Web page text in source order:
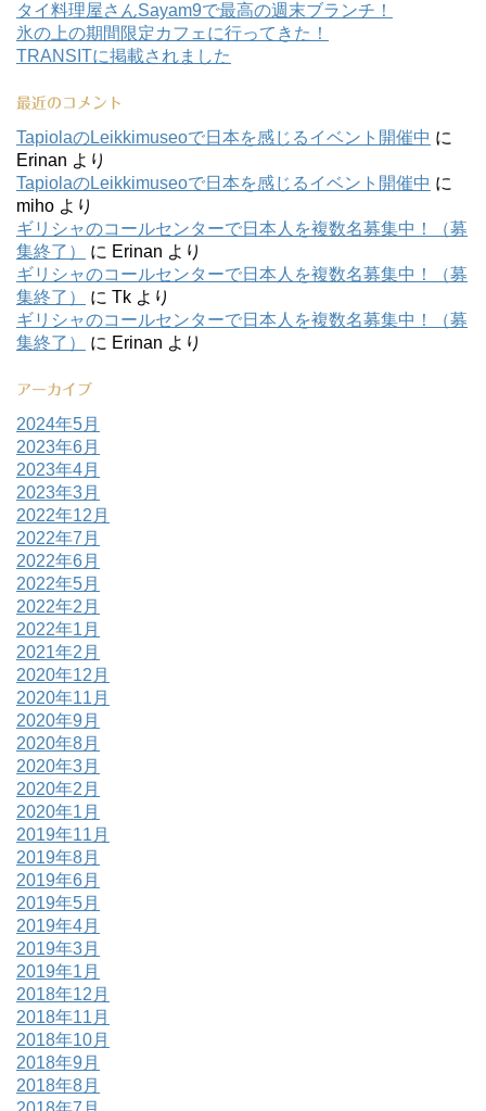
タイ料理屋さんSayam9で最高の週末ブランチ！
氷の上の期間限定カフェに行ってきた！
TRANSITに掲載されました
最近のコメント
TapiolaのLeikkimuseoで日本を感じるイベント開催中 に
Erinan より
TapiolaのLeikkimuseoで日本を感じるイベント開催中 に
miho より
ギリシャのコールセンターで日本人を複数名募集中！（募
集終了）
に Erinan より
ギリシャのコールセンターで日本人を複数名募集中！（募
集終了）
に Tk より
ギリシャのコールセンターで日本人を複数名募集中！（募
集終了）
に Erinan より
アーカイブ
2024年5月
2023年6月
2023年4月
2023年3月
2022年12月
2022年7月
2022年6月
2022年5月
2022年2月
2022年1月
2021年2月
2020年12月
2020年11月
2020年9月
2020年8月
2020年3月
2020年2月
2020年1月
2019年11月
2019年8月
2019年6月
2019年5月
2019年4月
2019年3月
2019年1月
2018年12月
2018年11月
2018年10月
2018年9月
2018年8月